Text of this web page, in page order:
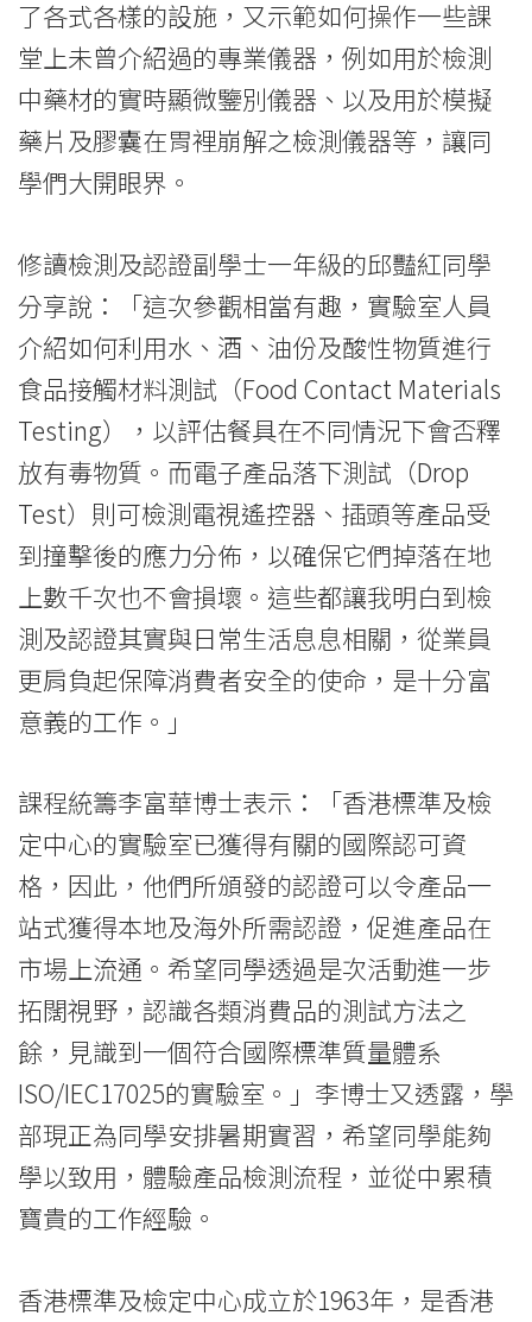
院
消
息
國
際
學
院
香
港
浸
會
大
了各式各樣的設施，又示範如何操作一些課
堂上未曾介紹過的專業儀器，例如用於檢測
中藥材的實時顯微鑒別儀器、以及用於模擬
藥片及膠囊在胃裡崩解之檢測儀器等，讓同
學們大開眼界。
修讀檢測及認證副學士一年級的邱豔紅同學
分享說：「這次參觀相當有趣，實驗室人員
介紹如何利用水、酒、油份及酸性物質進行
食品接觸材料測試（Food Contact Materials
Testing），以評估餐具在不同情況下會否釋
放有毒物質。而電子產品落下測試（Drop
Test）則可檢測電視遙控器、插頭等產品受
到撞擊後的應力分佈，以確保它們掉落在地
上數千次也不會損壞。這些都讓我明白到檢
測及認證其實與日常生活息息相關，從業員
更肩負起保障消費者安全的使命，是十分富
意義的工作。」
課程統籌李富華博士表示：「香港標準及檢
定中心的實驗室已獲得有關的國際認可資
格，因此，他們所頒發的認證可以令產品一
站式獲得本地及海外所需認證，促進產品在
市場上流通。希望同學透過是次活動進一步
拓闊視野，認識各類消費品的測試方法之
餘，見識到一個符合國際標準質量體系
ISO/IEC17025的實驗室。」李博士又透露，學
部現正為同學安排暑期實習，希望同學能夠
學以致用，體驗產品檢測流程，並從中累積
寶貴的工作經驗。
香港標準及檢定中心成立於1963年，是香港